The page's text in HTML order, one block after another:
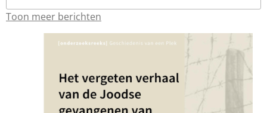
Toon meer berichten